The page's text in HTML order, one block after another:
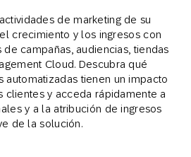
de marketing de su
crecimiento y los ingresos con
campañas, audiencias, tiendas
Cloud. Descubra qué
automatizadas tienen un impacto
clientes y acceda rápidamente a
y a la atribución de ingresos
de la solución.